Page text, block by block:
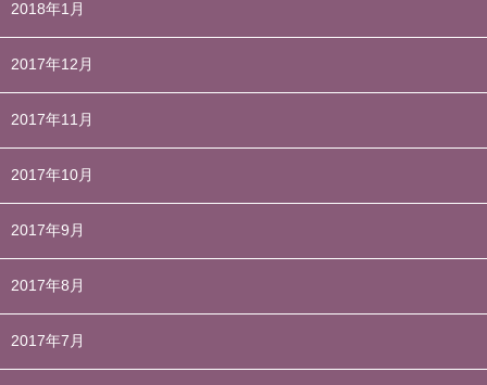
2018年1月
2017年12月
2017年11月
2017年10月
2017年9月
2017年8月
2017年7月